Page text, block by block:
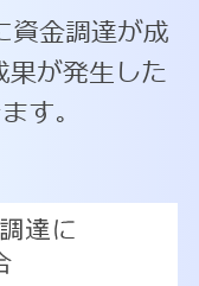
金調達が成
が発生した
す。